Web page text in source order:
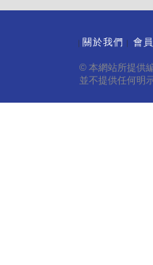
關於我們 會
© 本網站所提供
並不提供任何明